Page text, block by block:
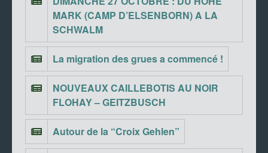
MARK (CAMP D’ELSENBORN) A LA
SCHWALM
La migration des grues a commencé !
NOUVEAUX CAILLEBOTIS AU NOIR
FLOHAY – GEITZBUSCH
Autour de la “Croix Gehlen”